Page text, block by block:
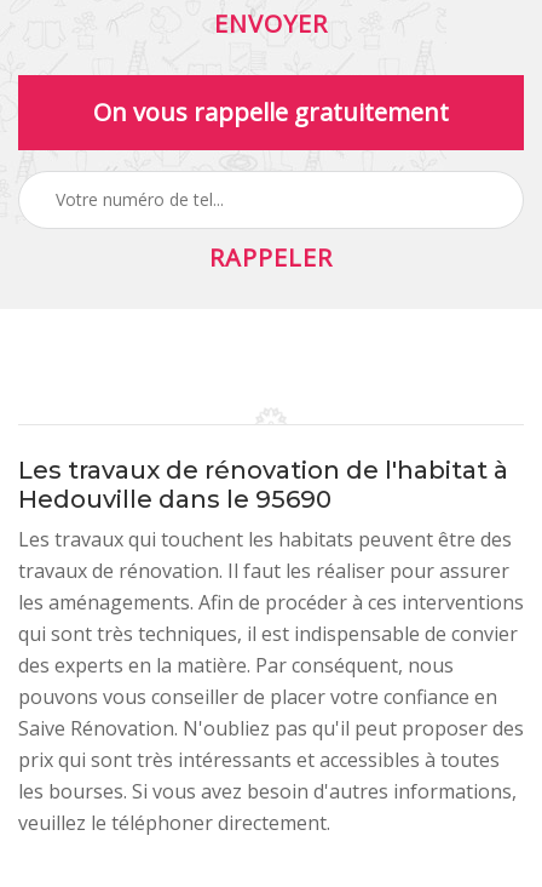
On vous rappelle gratuitement
Les travaux de rénovation de l'habitat à
Hedouville dans le 95690
Les travaux qui touchent les habitats peuvent être des
travaux de rénovation. Il faut les réaliser pour assurer
les aménagements. Afin de procéder à ces interventions
qui sont très techniques, il est indispensable de convier
des experts en la matière. Par conséquent, nous
pouvons vous conseiller de placer votre confiance en
Saive Rénovation. N'oubliez pas qu'il peut proposer des
prix qui sont très intéressants et accessibles à toutes
les bourses. Si vous avez besoin d'autres informations,
veuillez le téléphoner directement.